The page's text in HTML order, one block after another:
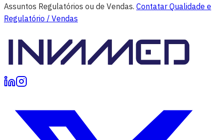
Assuntos Regulatórios ou de Vendas. Contatar Qualidade e
Regulatório / Vendas